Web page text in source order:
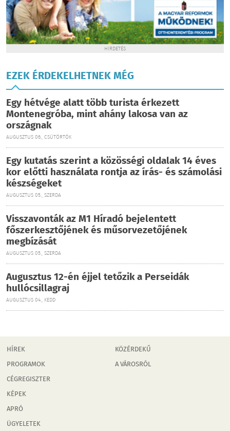
HIRDETÉS
EZEK ÉRDEKELHETNEK MÉG
Egy hétvége alatt több turista érkezett
Montenegróba, mint ahány lakosa van az
országnak
AUGUSZTUS 06., CSÜTÖRTÖK
Egy kutatás szerint a közösségi oldalak 14 éves
kor előtti használata rontja az írás- és számolási
készségeket
AUGUSZTUS 05., SZERDA
Visszavonták az M1 Híradó bejelentett
főszerkesztőjének és műsorvezetőjének
megbízását
AUGUSZTUS 05., SZERDA
Augusztus 12-én éjjel tetőzik a Perseidák
hullócsillagraj
AUGUSZTUS 04., KEDD
HÍREK
PROGRAMOK
CÉGREGISZTER
KÉPEK
APRÓ
ÜGYELETEK
KÖZÉRDEKŰ
A VÁROSRÓL